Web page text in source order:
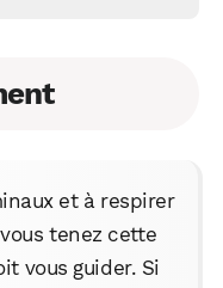
et à respirer
tenez cette
vous guider. Si